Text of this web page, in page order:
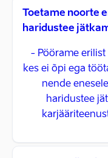
Toetame noorte
haridustee
- Pöörame
kes ei õpi ega
nende
haridustee